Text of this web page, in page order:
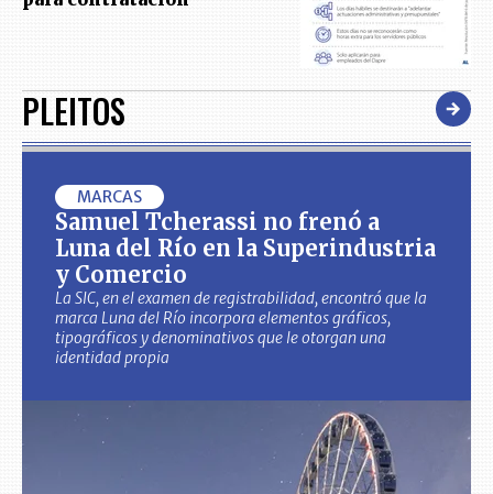
PLEITOS
MARCAS
Samuel Tcherassi no frenó a
Luna del Río en la Superindustria
y Comercio
La SIC, en el examen de registrabilidad, encontró que la
marca Luna del Río incorpora elementos gráficos,
tipográficos y denominativos que le otorgan una
identidad propia